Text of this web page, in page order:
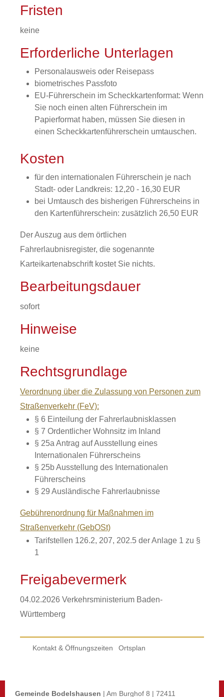
Fristen
keine
Erforderliche Unterlagen
Personalausweis oder Reisepass
biometrisches Passfoto
EU-Führerschein im Scheckkartenformat: Wenn
Sie noch einen alten Führerschein im
Papierformat haben, müssen Sie diesen in
einen Scheckkartenführerschein umtauschen.
Kosten
für den internationalen Führerschein je nach
Stadt- oder Landkreis: 12,20 - 16,30 EUR
bei Umtausch des bisherigen Führerscheins in
den Kartenführerschein: zusätzlich 26,50 EUR
Der Auszug aus dem örtlichen
Fahrerlaubnisregister, die sogenannte
Karteikartenabschrift kostet Sie nichts.
Bearbeitungsdauer
sofort
Hinweise
keine
Rechtsgrundlage
Verordnung über die Zulassung von Personen zum
Straßenverkehr (FeV):
§ 6 Einteilung der Fahrerlaubnisklassen
§ 7 Ordentlicher Wohnsitz im Inland
§ 25a Antrag auf Ausstellung eines
Internationalen Führerscheins
§ 25b Ausstellung des Internationalen
Führerscheins
§ 29 Ausländische Fahrerlaubnisse
Gebührenordnung für Maßnahmen im
Straßenverkehr (GebOSt)
Tarifstellen 126.2, 207, 202.5 der Anlage 1 zu §
1
Freigabevermerk
04.02.2026 Verkehrsministerium Baden-
Württemberg
Kontakt & Öffnungszeiten Ortsplan
Gemeinde Bodelshausen | Am Burghof 8 | 72411